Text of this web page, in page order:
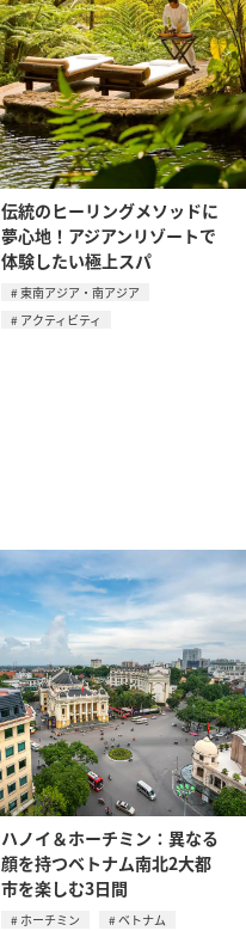
伝統のヒーリングメソッドに
夢心地！アジアンリゾートで
体験したい極上スパ
東南アジア・南アジア
アクティビティ
ハノイ＆ホーチミン：異なる
顔を持つベトナム南北2大都
市を楽しむ3日間
ホーチミン
ベトナム